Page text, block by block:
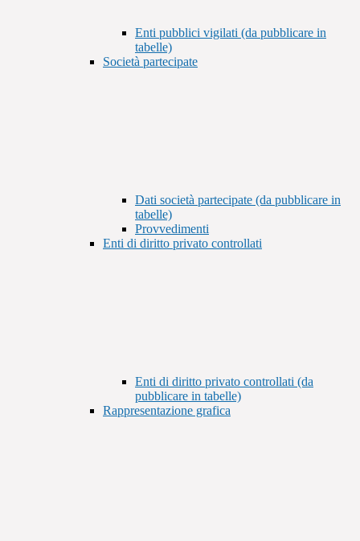
Enti pubblici vigilati (da pubblicare in
tabelle)
Società partecipate
Dati società partecipate (da pubblicare in
tabelle)
Provvedimenti
Enti di diritto privato controllati
Enti di diritto privato controllati (da
pubblicare in tabelle)
Rappresentazione grafica